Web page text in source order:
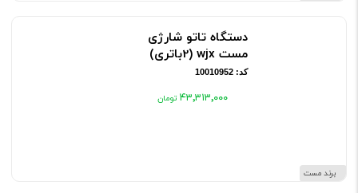
برند مست
دستگاه تاتو شارژی
مست wjx (2باتری)
کد: 10010952
۴۳٬۳۱۳٬۰۰۰